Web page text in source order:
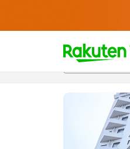
t
p
a
개요객실 & 숙박